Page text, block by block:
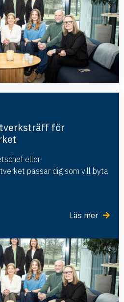
för
eller
passar dig som vill byta
Läs mer